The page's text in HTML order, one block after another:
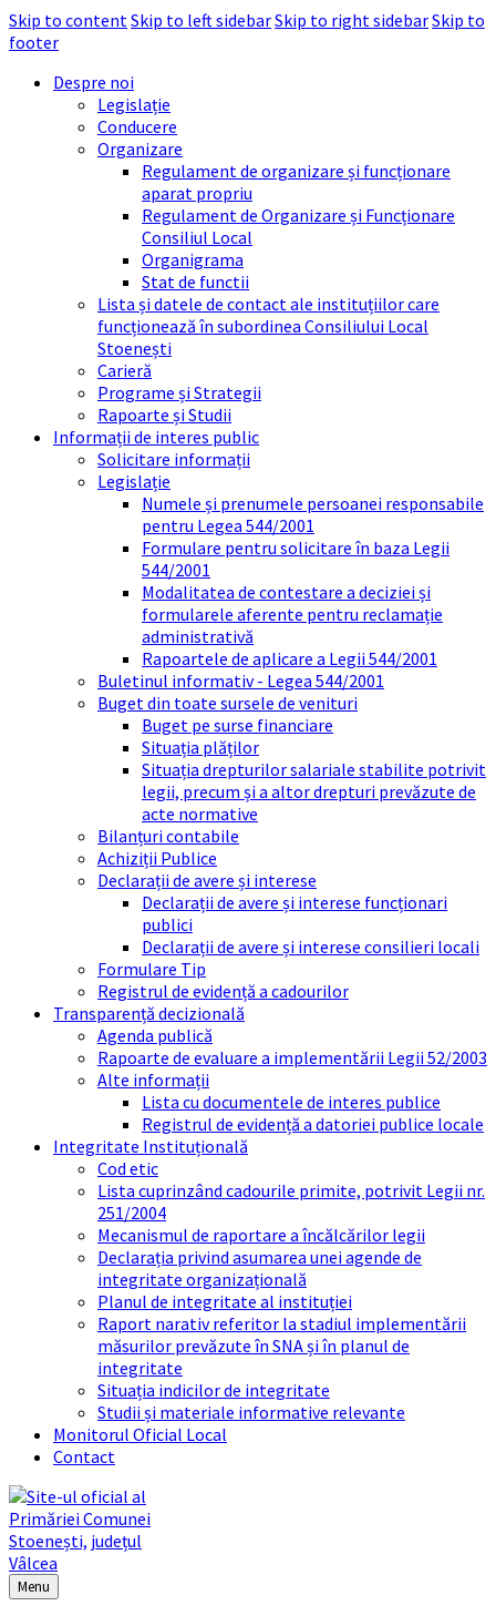
Skip to contentSkip to left sidebarSkip to right sidebarSkip to
footer
Despre noi
Legislație
Conducere
Organizare
Regulament de organizare și funcționare
aparat propriu
Regulament de Organizare și Funcționare
Consiliul Local
Organigrama
Stat de functii
Lista și datele de contact ale instituțiilor care
funcționează în subordinea Consiliului Local
Stoenești
Carieră
Programe și Strategii
Rapoarte și Studii
Informații de interes public
Solicitare informații
Legislație
Numele și prenumele persoanei responsabile
pentru Legea 544/2001
Formulare pentru solicitare în baza Legii
544/2001
Modalitatea de contestare a deciziei și
formularele aferente pentru reclamație
administrativă
Rapoartele de aplicare a Legii 544/2001
Buletinul informativ - Legea 544/2001
Buget din toate sursele de venituri
Buget pe surse financiare
Situația plăților
Situația drepturilor salariale stabilite potrivit
legii, precum și a altor drepturi prevăzute de
acte normative
Bilanțuri contabile
Achiziții Publice
Declarații de avere și interese
Declarații de avere și interese funcționari
publici
Declarații de avere și interese consilieri locali
Formulare Tip
Registrul de evidență a cadourilor
Transparență decizională
Agenda publică
Rapoarte de evaluare a implementării Legii 52/2003
Alte informații
Lista cu documentele de interes publice
Registrul de evidență a datoriei publice locale
Integritate Instituțională
Cod etic
Lista cuprinzând cadourile primite, potrivit Legii nr.
251/2004
Mecanismul de raportare a încălcărilor legii
Declarația privind asumarea unei agende de
integritate organizațională
Planul de integritate al instituției
Raport narativ referitor la stadiul implementării
măsurilor prevăzute în SNA și în planul de
integritate
Situația indicilor de integritate
Studii și materiale informative relevante
Monitorul Oficial Local
Contact
Menu